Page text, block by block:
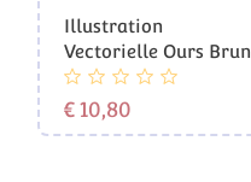
Illustration
Vectorielle Ours Brun
€ 10,80